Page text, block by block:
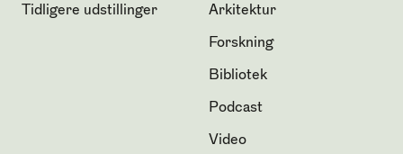
Tidligere udstillinger Arkitektur
Forskning
Bibliotek
Podcast
Video